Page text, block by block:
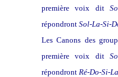
première voix dit
répondront Sol-La-Si-
Les Canons des
première voix dit
répondront Ré-Do-Si-